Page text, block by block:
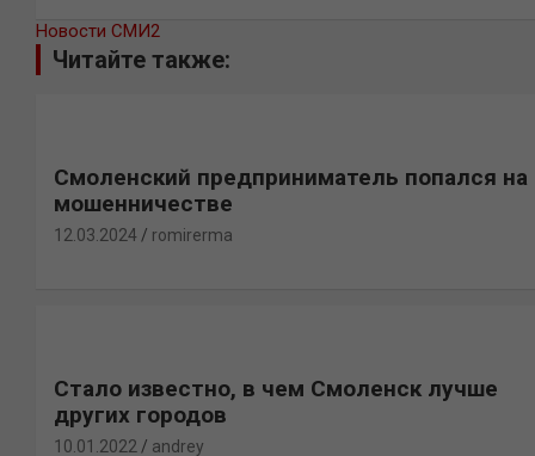
Новости СМИ2
Читайте также:
Смоленский предприниматель попался на
мошенничестве
12.03.2024 romirerma
Стало известно, в чем Смоленск лучше
других городов
10.01.2022 andrey